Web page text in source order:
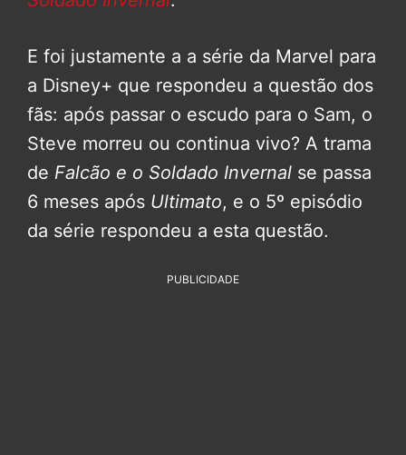
E foi justamente a a série da Marvel para
a Disney+ que respondeu a questão dos
fãs: após passar o escudo para o Sam, o
Steve morreu ou continua vivo? A trama
de Falcão e o Soldado Invernal se passa
6 meses após Ultimato, e o 5º episódio
da série respondeu a esta questão.
PUBLICIDADE